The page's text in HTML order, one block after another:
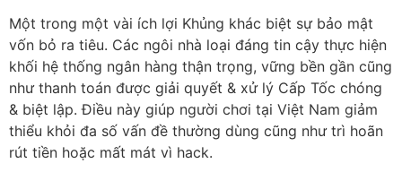
Một trong một vài ích lợi Khủng khác biệt sự bảo mật
vốn bỏ ra tiêu. Các ngôi nhà loại đáng tin cậy thực hiện
khối hệ thống ngân hàng thận trọng, vững bền gần cũng
như thanh toán được giải quyết & xử lý Cấp Tốc chóng
& biệt lập. Điều này giúp người chơi tại Việt Nam giảm
thiểu khỏi đa số vấn đề thường dùng cũng như trì hoãn
rút tiền hoặc mất mát vì hack.